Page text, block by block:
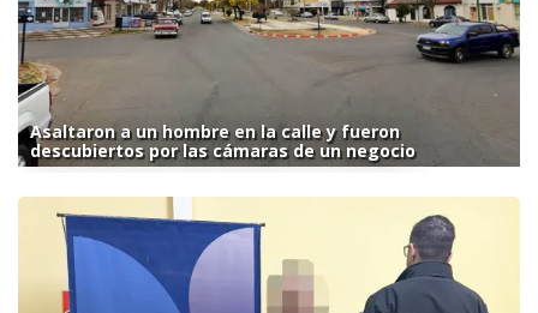
Asaltaron a un hombre en la calle y fueron
descubiertos por las cámaras de un negocio